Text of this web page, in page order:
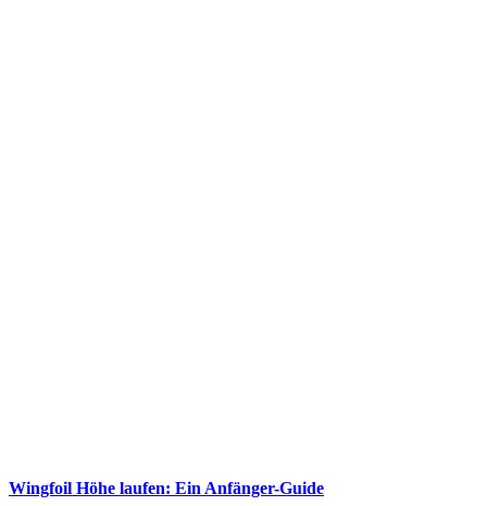
Wingfoil Höhe laufen: Ein Anfänger-Guide